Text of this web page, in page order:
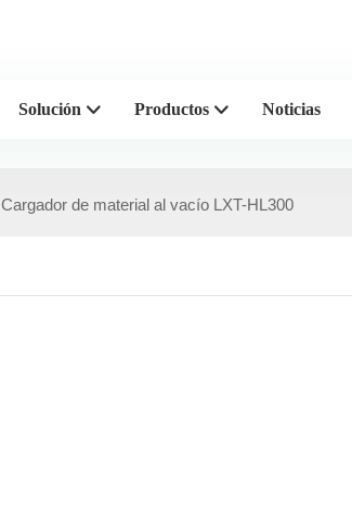
Solución Productos Noticias
Cargador de material al vacío LXT-HL300